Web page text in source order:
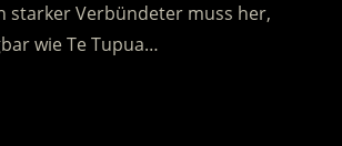
starker Verbündeter muss her,
wie Te Tupua…